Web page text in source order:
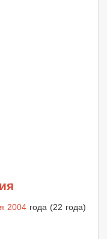
2004года (22 года)